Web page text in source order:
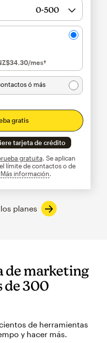
/mes†al mes†
ó más
gratis
tarjeta de crédito
gratuita. Se aplican
límite de contactos o de
Más informacióninfo
planes
de marketing
de 300
de herramientas
y hacer más.